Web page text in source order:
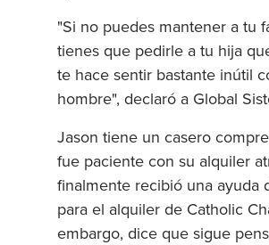
"Si no puedes mantener a tu
tienes que pedirle a tu hija
te hace sentir bastante inútil
hombre", declaró a Global
Jason tiene un casero
fue paciente con su alquiler
finalmente recibió una ayuda
para el alquiler de Catholic
embargo, dice que sigue